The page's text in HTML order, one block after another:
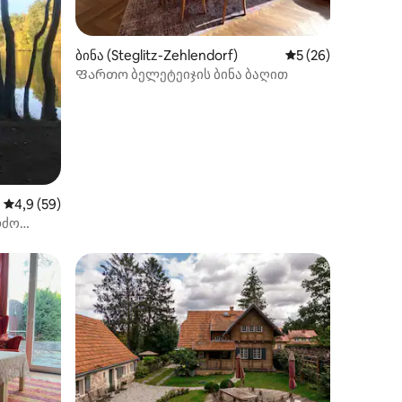
საშუალო შეფასებაა 5‑დან 4,9, 59 მიმოხილვა
4,9 (59)
ბინა (Steglitz-Zehlendorf) საშუალო
5 (26)
Ფართო ბელეტეიჯის ბინა ბაღით